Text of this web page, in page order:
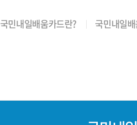
국민내일배움카드란? 국민내일